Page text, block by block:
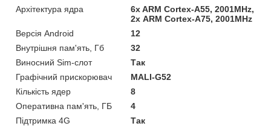
Архітектура ядра
6x ARM Cortex-A55, 2001MHz,
2х ARM Cortex-A75, 2001MHz
Версія Android
12
Внутрішня пам'ять, Гб
32
Виносний Sim-слот
Так
Графічний прискорювач
MALI-G52
Кількість ядер
8
Оперативна пам'ять, ГБ
4
Підтримка 4G
Так